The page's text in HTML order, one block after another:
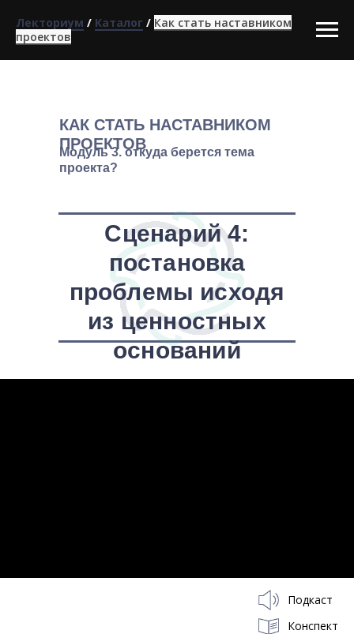
Лекториум / Каталог / Как стать наставником
проектов
Сценарий 4:
постановка
проблемы исходя
из ценностных
оснований
Модуль 3. откуда берется тема
проекта?
КАК СТАТЬ НАСТАВНИКОМ
ПРОЕКТОВ
Подкаст
Конспект